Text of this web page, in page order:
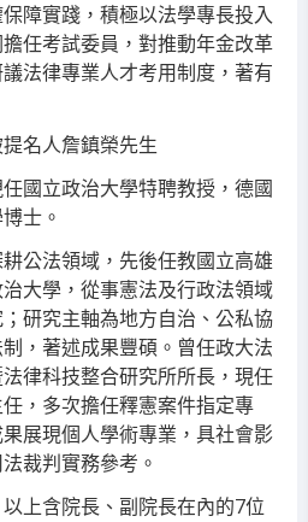
障實踐，積極以法學專長投入
任考試委員，對推動年金改革
法律專業人才考用制度，著有
名人詹鎮榮先生
國立政治大學特聘教授，德國
士。
公法領域，先後任教國立高雄
大學，從事憲法及行政法領域
研究主軸為地方自治、公私協
，著述成果豐碩。曾任政大法
律科技整合研究所所長，現任
，多次擔任釋憲案件指定專
展現個人學術專業，具社會影
裁判實務參考。
上含院長、副院長在內的7位